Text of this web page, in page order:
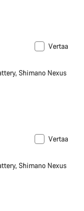
Vertaa
Shimano Nexus
Vertaa
Shimano Nexus